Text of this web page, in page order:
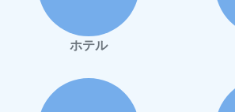
ハワイイでのホテル
鎌倉市でのホテル
宇都宮市でのホテル
ホテル